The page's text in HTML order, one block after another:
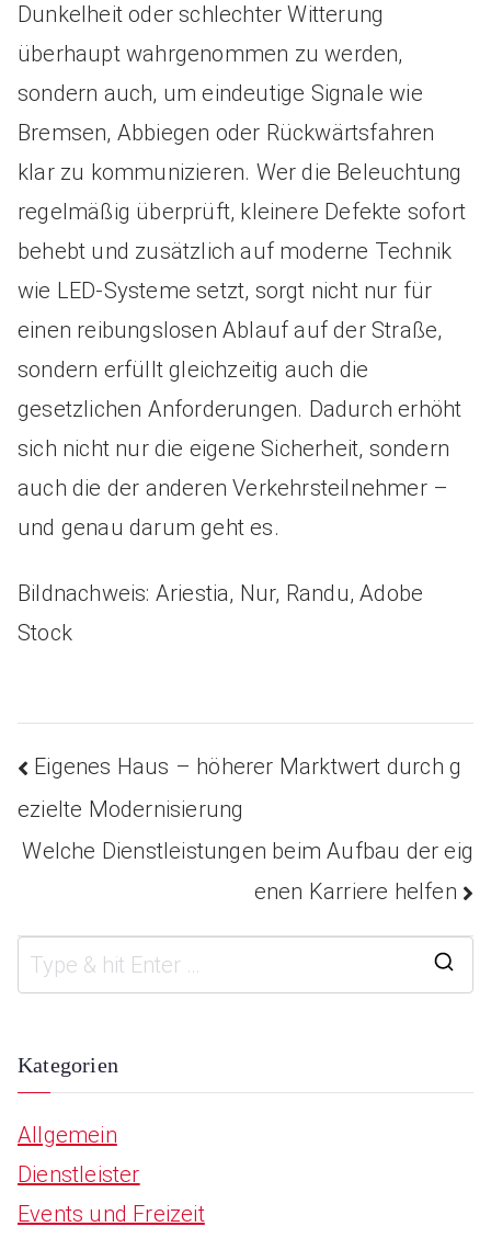
Dunkelheit oder schlechter Witterung
überhaupt wahrgenommen zu werden,
sondern auch, um eindeutige Signale wie
Bremsen, Abbiegen oder Rückwärtsfahren
klar zu kommunizieren. Wer die Beleuchtung
regelmäßig überprüft, kleinere Defekte sofort
behebt und zusätzlich auf moderne Technik
wie LED-Systeme setzt, sorgt nicht nur für
einen reibungslosen Ablauf auf der Straße,
sondern erfüllt gleichzeitig auch die
gesetzlichen Anforderungen. Dadurch erhöht
sich nicht nur die eigene Sicherheit, sondern
auch die der anderen Verkehrsteilnehmer –
und genau darum geht es.
Bildnachweis: Ariestia, Nur, Randu, Adobe
Stock
Beitragsnavigation
Eigenes Haus – höherer Marktwert durch g
ezielte Modernisierung
Welche Dienstleistungen beim Aufbau der eig
enen Karriere helfen
r
Kategorien
Allgemein
Dienstleister
Events und Freizeit